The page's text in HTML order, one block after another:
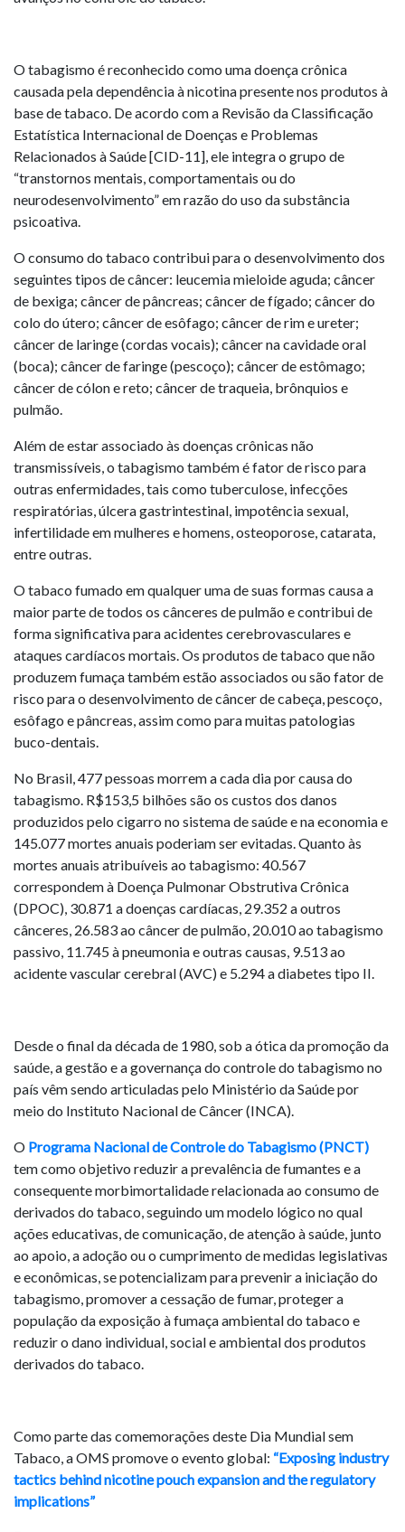
O tabagismo é reconhecido como uma doença crônica
causada pela dependência à nicotina presente nos produtos à
base de tabaco. De acordo com a Revisão da Classificação
Estatística Internacional de Doenças e Problemas
Relacionados à Saúde [CID-11], ele integra o grupo de
“transtornos mentais, comportamentais ou do
neurodesenvolvimento” em razão do uso da substância
psicoativa.
O consumo do tabaco contribui para o desenvolvimento dos
seguintes tipos de câncer: leucemia mieloide aguda; câncer
de bexiga; câncer de pâncreas; câncer de fígado; câncer do
colo do útero; câncer de esôfago; câncer de rim e ureter;
câncer de laringe (cordas vocais); câncer na cavidade oral
(boca); câncer de faringe (pescoço); câncer de estômago;
câncer de cólon e reto; câncer de traqueia, brônquios e
pulmão.
Além de estar associado às doenças crônicas não
transmissíveis, o tabagismo também é fator de risco para
outras enfermidades, tais como tuberculose, infecções
respiratórias, úlcera gastrintestinal, impotência sexual,
infertilidade em mulheres e homens, osteoporose, catarata,
entre outras.
O tabaco fumado em qualquer uma de suas formas causa a
maior parte de todos os cânceres de pulmão e contribui de
forma significativa para acidentes cerebrovasculares e
ataques cardíacos mortais. Os produtos de tabaco que não
produzem fumaça também estão associados ou são fator de
risco para o desenvolvimento de câncer de cabeça, pescoço,
esôfago e pâncreas, assim como para muitas patologias
buco-dentais.
No Brasil, 477 pessoas morrem a cada dia por causa do
tabagismo. R$153,5 bilhões são os custos dos danos
produzidos pelo cigarro no sistema de saúde e na economia e
145.077 mortes anuais poderiam ser evitadas. Quanto às
mortes anuais atribuíveis ao tabagismo: 40.567
correspondem à Doença Pulmonar Obstrutiva Crônica
(DPOC), 30.871 a doenças cardíacas, 29.352 a outros
cânceres, 26.583 ao câncer de pulmão, 20.010 ao tabagismo
passivo, 11.745 à pneumonia e outras causas, 9.513 ao
acidente vascular cerebral (AVC) e 5.294 a diabetes tipo II.
Desde o final da década de 1980, sob a ótica da promoção da
saúde, a gestão e a governança do controle do tabagismo no
país vêm sendo articuladas pelo Ministério da Saúde por
meio do Instituto Nacional de Câncer (INCA).
O Programa Nacional de Controle do Tabagismo (PNCT)
tem como objetivo reduzir a prevalência de fumantes e a
consequente morbimortalidade relacionada ao consumo de
derivados do tabaco, seguindo um modelo lógico no qual
ações educativas, de comunicação, de atenção à saúde, junto
ao apoio, a adoção ou o cumprimento de medidas legislativas
e econômicas, se potencializam para prevenir a iniciação do
tabagismo, promover a cessação de fumar, proteger a
população da exposição à fumaça ambiental do tabaco e
reduzir o dano individual, social e ambiental dos produtos
derivados do tabaco.
Como parte das comemorações deste Dia Mundial sem
Tabaco, a OMS promove o evento global: “Exposing industry
tactics behind nicotine pouch expansion and the regulatory
implications”